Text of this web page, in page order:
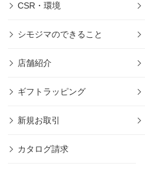
CSR・環境
シモジマのできること
店舗紹介
ギフトラッピング
新規お取引
カタログ請求